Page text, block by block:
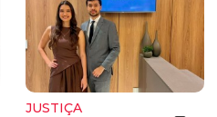
JUSTIÇA